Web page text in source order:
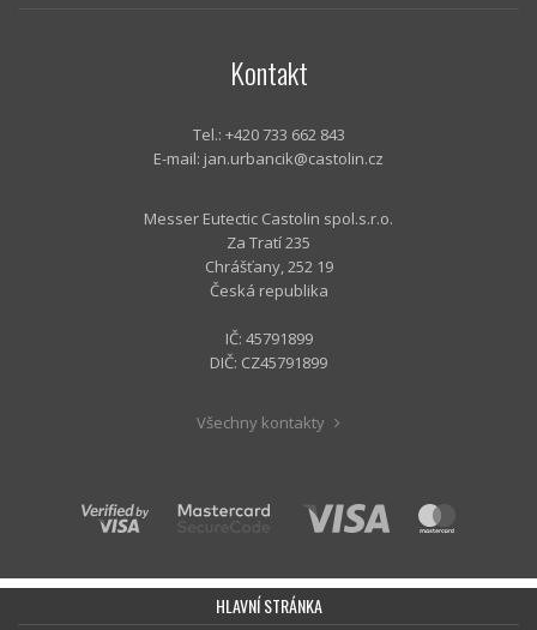
Kontakt
Tel.: +420 733 662 843
E-mail: jan.urbancik@castolin.cz
Messer Eutectic Castolin spol.s.r.o.
Za Tratí 235
Chrášťany, 252 19
Česká republika
IČ: 45791899
DIČ: CZ45791899
Všechny kontakty
HLAVNÍ STRÁNKA